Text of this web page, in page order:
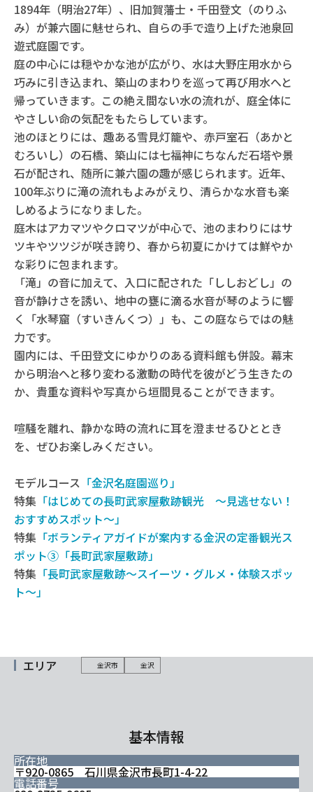
1894年（明治27年）、旧加賀藩士・千田登文（のりふ
み）が兼六園に魅せられ、自らの手で造り上げた池泉回
遊式庭園です。
庭の中心には穏やかな池が広がり、水は大野庄用水から
巧みに引き込まれ、築山のまわりを巡って再び用水へと
帰っていきます。この絶え間ない水の流れが、庭全体に
やさしい命の気配をもたらしています。
池のほとりには、趣ある雪見灯籠や、赤戸室石（あかと
むろいし）の石橋、築山には七福神にちなんだ石塔や景
石が配され、随所に兼六園の趣が感じられます。近年、
100年ぶりに滝の流れもよみがえり、清らかな水音も楽
しめるようになりました。
庭木はアカマツやクロマツが中心で、池のまわりにはサ
ツキやツツジが咲き誇り、春から初夏にかけては鮮やか
な彩りに包まれます。
「滝」の音に加えて、入口に配された「ししおどし」の
音が静けさを誘い、地中の甕に滴る水音が琴のように響
く「水琴窟（すいきんくつ）」も、この庭ならではの魅
力です。
園内には、千田登文にゆかりのある資料館も併設。幕末
から明治へと移り変わる激動の時代を彼がどう生きたの
か、貴重な資料や写真から垣間見ることができます。
喧騒を離れ、静かな時の流れに耳を澄ませるひととき
を、ぜひお楽しみください。
モデルコース 「金沢名庭園巡り」
特集 「はじめての長町武家屋敷跡観光 〜見逃せない！
おすすめスポット〜」
特集 「ボランティアガイドが案内する金沢の定番観光ス
ポット③「長町武家屋敷跡」
特集 「長町武家屋敷跡〜スイーツ・グルメ・体験スポッ
ト〜」
エリア 金沢市 金沢
基本情報
所在地
〒920-0865 石川県金沢市長町1-4-22
電話番号